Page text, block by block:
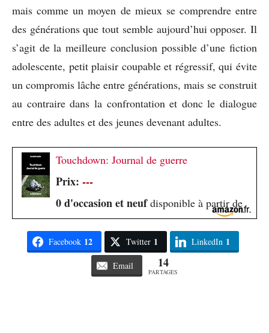
mais comme un moyen de mieux se comprendre entre
des générations que tout semble aujourd’hui opposer. Il
s’agit de la meilleure conclusion possible d’une fiction
adolescente, petit plaisir coupable et régressif, qui évite
un compromis lâche entre générations, mais se construit
au contraire dans la confrontation et donc le dialogue
entre des adultes et des jeunes devenant adultes.
Touchdown: Journal de guerre
Prix: ---
0 d'occasion et neufdisponible à partir de
Facebook 12 Twitter 1 LinkedIn 1
Email 14
PARTAGES